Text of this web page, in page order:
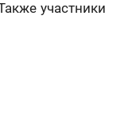
участники